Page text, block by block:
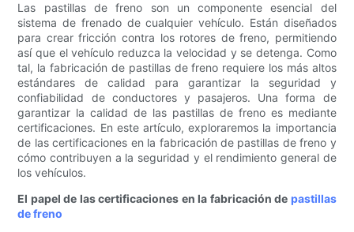
Las pastillas de freno son un componente esencial del
sistema de frenado de cualquier vehículo. Están diseñados
para crear fricción contra los rotores de freno, permitiendo
así que el vehículo reduzca la velocidad y se detenga. Como
tal, la fabricación de pastillas de freno requiere los más altos
estándares de calidad para garantizar la seguridad y
confiabilidad de conductores y pasajeros. Una forma de
garantizar la calidad de las pastillas de freno es mediante
certificaciones. En este artículo, exploraremos la importancia
de las certificaciones en la fabricación de pastillas de freno y
cómo contribuyen a la seguridad y el rendimiento general de
los vehículos.
El papel de las certificaciones en la fabricación de pastillas
de freno